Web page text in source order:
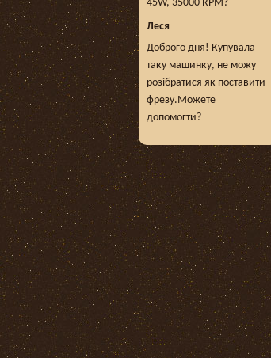
45W, 35000 RPM?
Леся
Доброго дня! Купувала
таку машинку, не можу
розібратися як поставити
фрезу.Можете
допомогти?